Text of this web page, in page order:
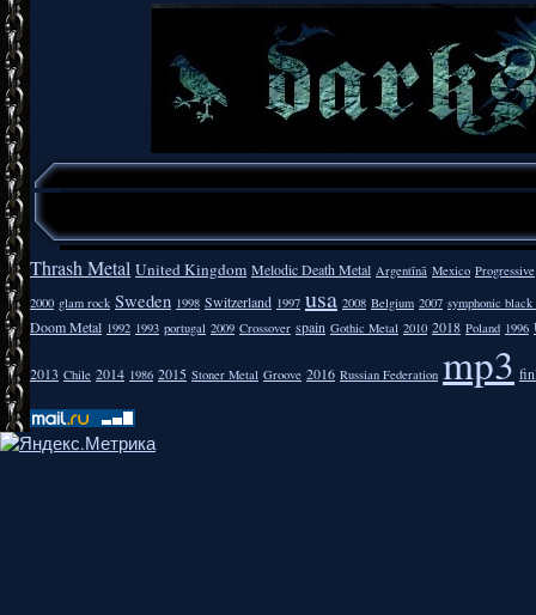
Thrash Metal United Kingdom Melodic Death Metal Argentīnā Mexico Progressive
2000 glam rock Sweden 1998 Switzerland 1997 usa 2008 Belgium 2007 symphonic
Doom Metal 1992 1993 portugal 2009 Crossover spain Gothic Metal 2010 2018 Poland 1996
2013 Chile 2014 1986 2015 Stoner Metal Groove 2016 Russian Federation mp3